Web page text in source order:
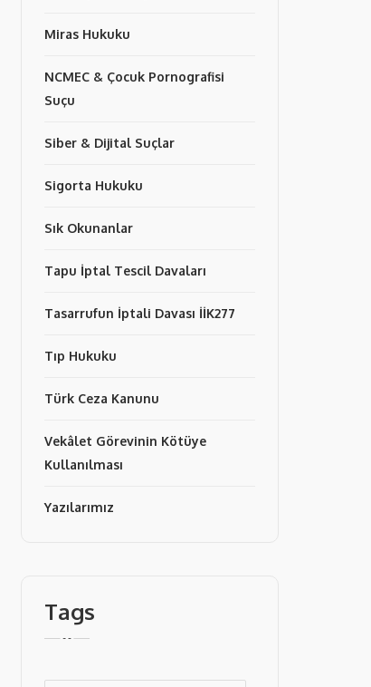
Miras Hukuku
NCMEC & Çocuk Pornografisi
Suçu
Siber & Dijital Suçlar
Sigorta Hukuku
Sık Okunanlar
Tapu İptal Tescil Davaları
Tasarrufun İptali Davası İİK277
Tıp Hukuku
Türk Ceza Kanunu
Vekâlet Görevinin Kötüye
Kullanılması
Yazılarımız
Tags